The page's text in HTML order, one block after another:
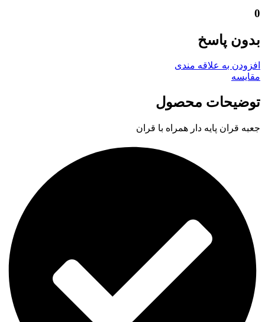
0
بدون پاسخ
افزودن به علاقه مندی
مقايسه
توضیحات محصول
جعبه قران پایه دار همراه با قران